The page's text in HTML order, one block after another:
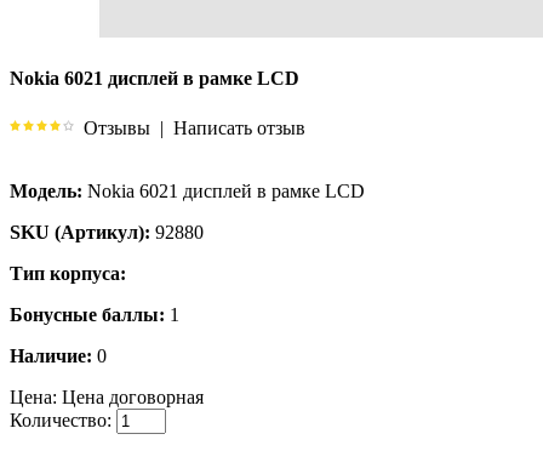
Nokia 6021 дисплей в рамке LCD
Отзывы | Написать отзыв
Модель: Nokia 6021 дисплей в рамке LCD
SKU (Артикул): 92880
Тип корпуса:
Бонусные баллы: 1
Наличие: 0
Цена: Цена договорная
Количество: